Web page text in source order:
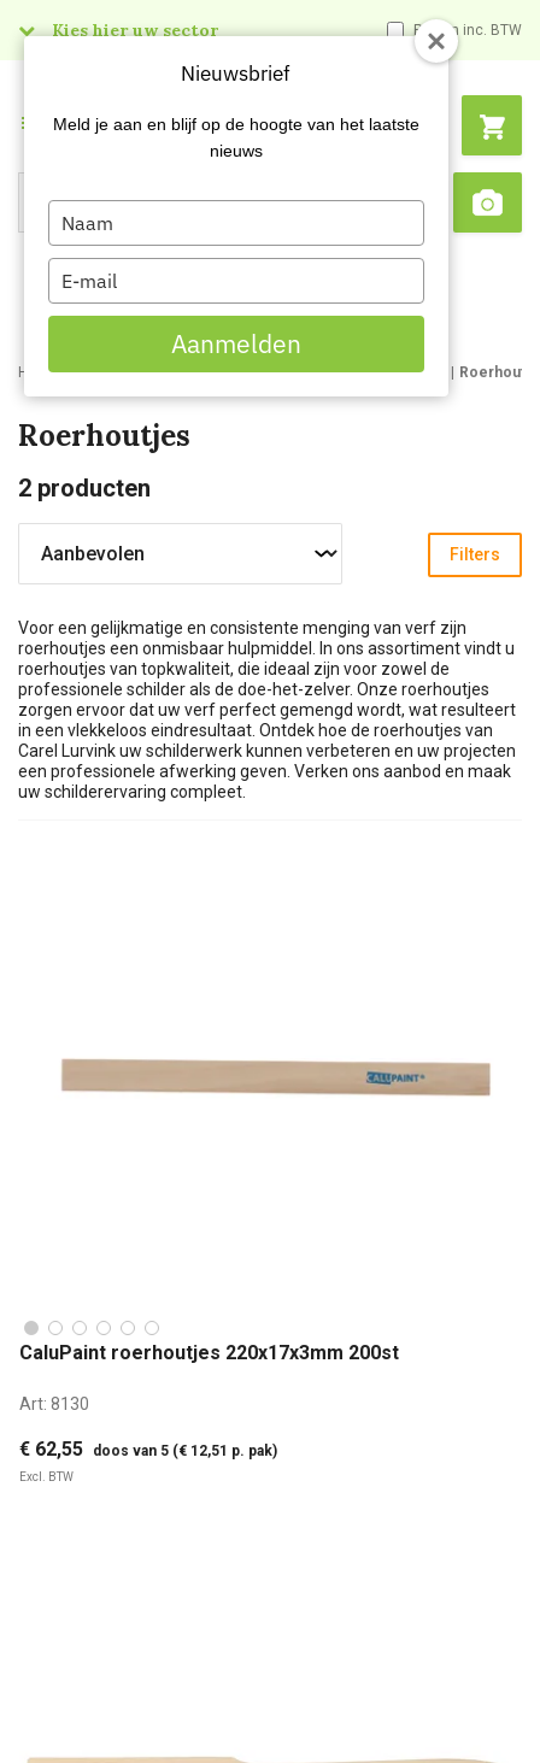
Kies hier uw sector Prijzen inc. BTW
Search
Menu
Home Webshop Schildersartikelen Schildersbenodigdheden
Roerhoutjes
2 producten
Filters
Voor een gelijkmatige en consistente menging van verf zijn
roerhoutjes een onmisbaar hulpmiddel. In ons assortiment vindt u
roerhoutjes van topkwaliteit, die ideaal zijn voor zowel de
professionele schilder als de doe-het-zelver. Onze roerhoutjes
zorgen ervoor dat uw verf perfect gemengd wordt, wat resulteert
in een vlekkeloos eindresultaat. Ontdek hoe de roerhoutjes van
Carel Lurvink uw schilderwerk kunnen verbeteren en uw projecten
een professionele afwerking geven. Verken ons aanbod en maak
uw schilderervaring compleet.
CaluPaint roerhoutjes 220x17x3mm 200st
Art: 8130
€ 62,55 doos van 5 (€ 12,51 p. pak)
Excl. BTW
Nieuwsbrief
Meld je aan en blijf op de hoogte van het laatste
nieuws
Type
your
name
Type
your
email
Aanmelden